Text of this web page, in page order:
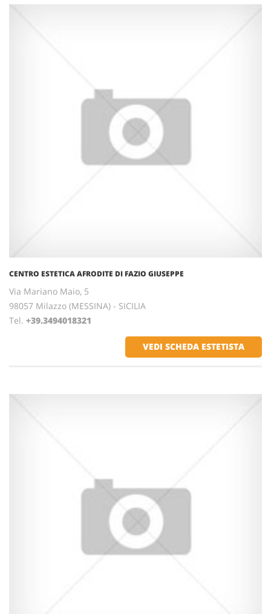
CENTRO ESTETICA AFRODITE DI FAZIO GIUSEPPE
Via Mariano Maio, 5
98057 Milazzo (MESSINA) - SICILIA
Tel. +39.3494018321
VEDI SCHEDA ESTETISTA